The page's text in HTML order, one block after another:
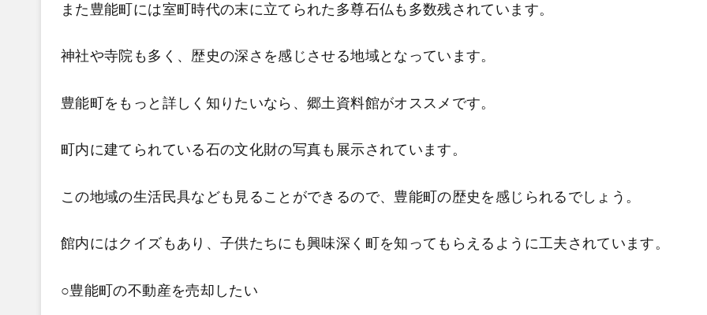
また豊能町には室町時代の末に立てられた多尊石仏も多数残されています。
神社や寺院も多く、歴史の深さを感じさせる地域となっています。
豊能町をもっと詳しく知りたいなら、郷土資料館がオススメです。
町内に建てられている石の文化財の写真も展示されています。
この地域の生活民具なども見ることができるので、豊能町の歴史を感じられるでしょう。
館内にはクイズもあり、子供たちにも興味深く町を知ってもらえるように工夫されています。
○豊能町の不動産を売却したい